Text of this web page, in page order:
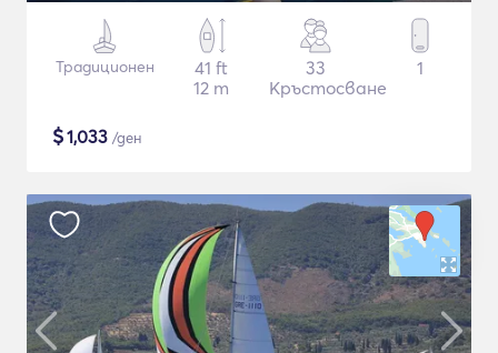
Традиционен
41 ft
12 m
33
Кръстосване
1
$1,033 /ден